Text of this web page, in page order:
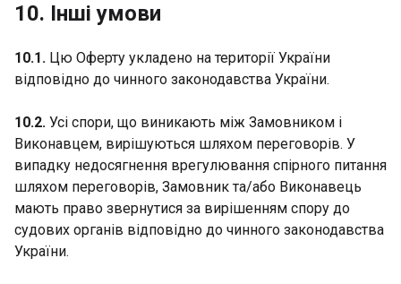
10. Інші умови
10.1. Цю Оферту укладено на території України
відповідно до чинного законодавства України.
10.2. Усі спори, що виникають між Замовником і
Виконавцем, вирішуються шляхом переговорів. У
випадку недосягнення врегулювання спірного питання
шляхом переговорів, Замовник та/або Виконавець
мають право звернутися за вирішенням спору до
судових органів відповідно до чинного законодавства
України.